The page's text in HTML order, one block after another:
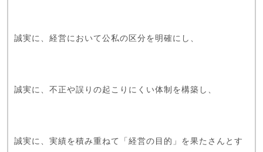
誠実に、経営において公私の区分を明確にし、
誠実に、不正や誤りの起こりにくい体制を構築し、
誠実に、実績を積み重ねて「経営の目的」を果たさんとす